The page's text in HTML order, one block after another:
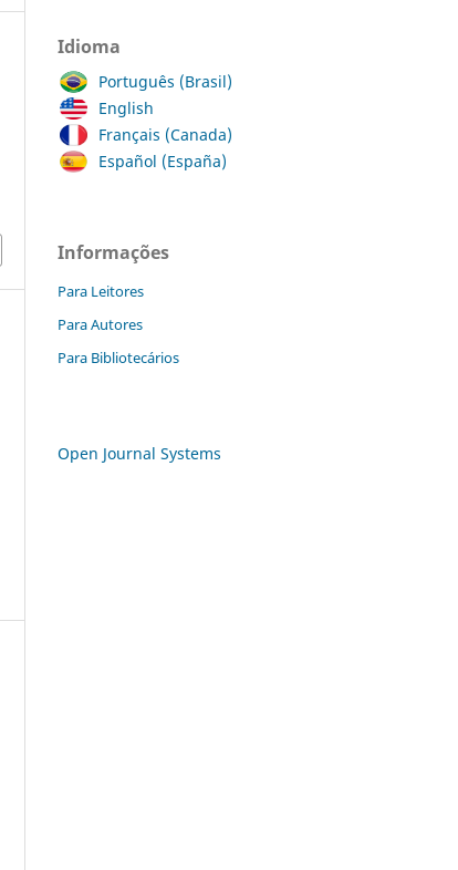
Idioma
Português (Brasil)
English
Français (Canada)
Español (España)
Informações
Para Leitores
Para Autores
Para Bibliotecários
Open Journal Systems